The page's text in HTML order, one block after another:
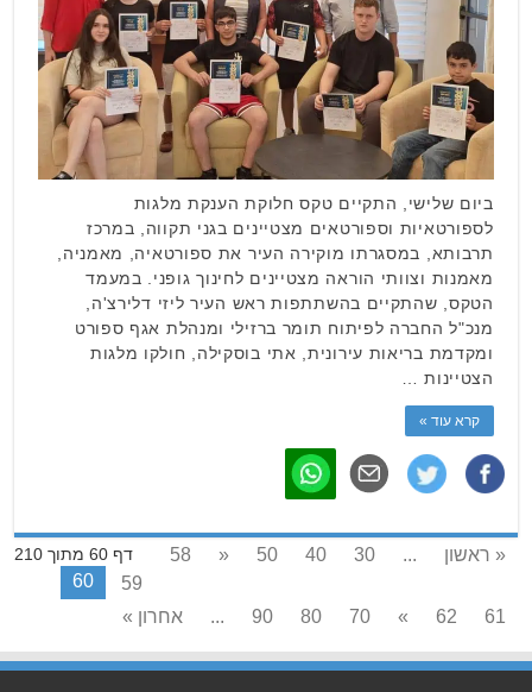
ביום שלישי, התקיים טקס חלוקת הענקת מלגות
לספורטאיות וספורטאים מצטיינים בגני תקווה, במרכז
תרבותא, במסגרתו מוקירה העיר את ספורטאיה, מאמניה,
מאמנות וצוותי הוראה מצטיינים לחינוך גופני. במעמד
הטקס, שהתקיים בהשתתפות ראש העיר ליזי דלירצ'ה,
מנכ"ל החברה לפיתוח תומר ברזילי ומנהלת אגף ספורט
ומקדמת בריאות עירונית, אתי בוסקילה, חולקו מלגות
הצטיינות …
קרא עוד »
דף 60 מתוך 210 « ראשון ...
30
40
50
«
58
59
60
61
62
»
70
80
90
... אחרון »